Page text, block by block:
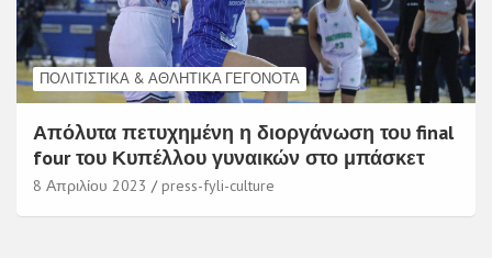
ΠΟΛΙΤΙΣΤΙΚΆ & ΑΘΛΗΤΙΚΆ ΓΕΓΟΝΌΤΑ
Απόλυτα πετυχημένη η διοργάνωση του final
four του Κυπέλλου γυναικών στο μπάσκετ
8 Απριλίου 2023 press-fyli-culture